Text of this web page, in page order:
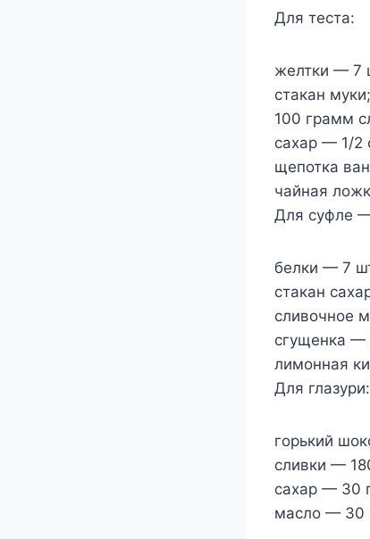
Для теста:
желтки — 7
стакан муки;
100 грамм
сахар — 1/2
щепотка
чайная
Для суфле
белки — 7
стакан
сливочное
сгущенка —
лимонная
Для глазури:
горький
сливки —
сахар — 30
масло — 30